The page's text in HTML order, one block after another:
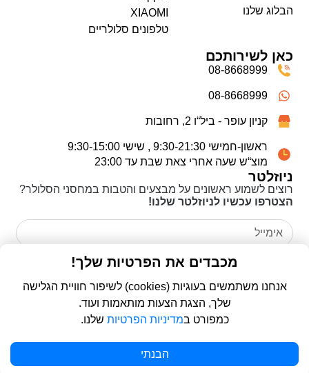
ניוזלטר
רוצים לשמוע ראשונים על מבצעים והטבות במחסני הסלולר?
הצטרפו עכשיו לניוזלטר שלנו!
אני מאשר/ת כי קראתי אתמדיניות הפרטיותואני מסכים/ה
לשימוש בפרטים שמסרתי לצורך יצירת קשר ומענה לפנייה שלי.
שליחה
הבלוג שלנו
XIAOMI
טלפונים סלולריים
כאן לשירותכם
08-8668999
08-8668999
קניון עופר - ביל“ו 2, רחובות
ראשון-חמישי 9:30-21:30 , שישי 9:30-15:00
מוצ“ש שעה אחרי צאת שבת עד 23:00
מכבדים את הפרטיות שלך!
אנחנו משתמשים בעוגיות (cookies) לשיפור חוויית הגלישה
שלך, הצגת הצעות מותאמות ועוד.
כמפורט במדיניות הפרטיות שלנו.
הבנתי